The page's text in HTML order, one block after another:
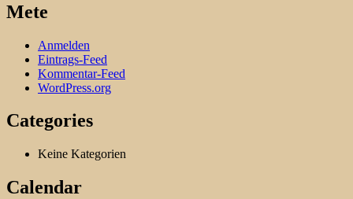
Mete
Anmelden
Eintrags-Feed
Kommentar-Feed
WordPress.org
Categories
Keine Kategorien
Calendar